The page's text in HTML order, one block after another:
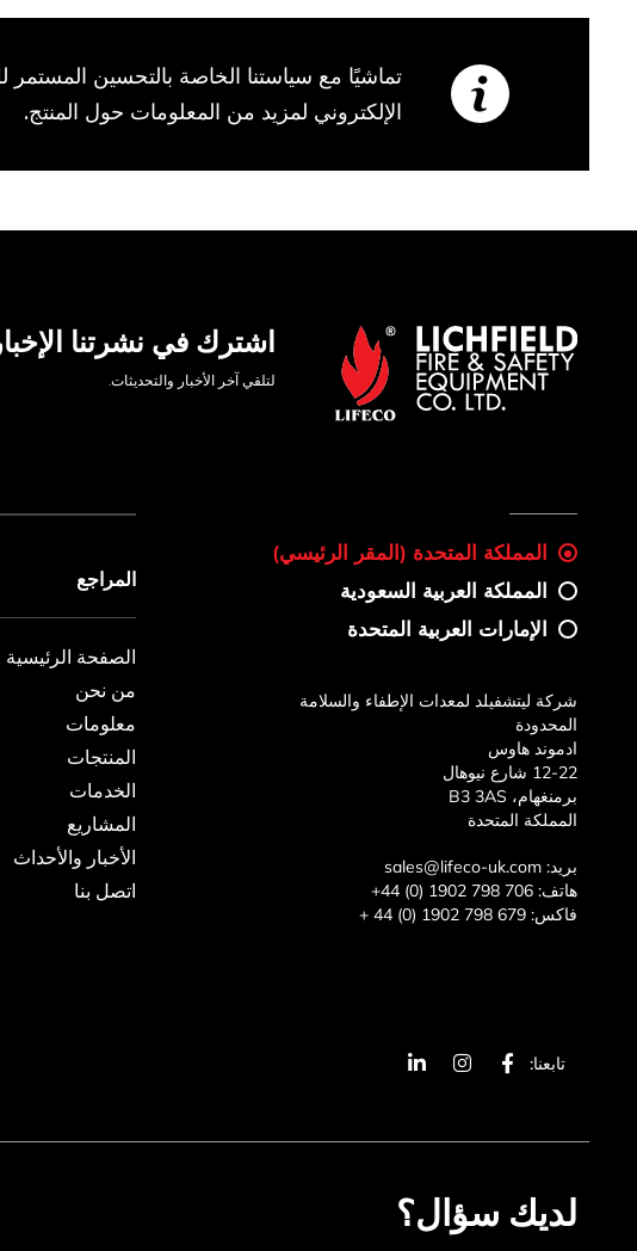
تماشيًا مع سياستنا الخاصة بالتحسين
الإلكتروني لمزيد من المعلومات حول المنتج.
اشترك في نشرتنا
لتلقي آخر الأخبار والتحديثات.
المملكة المتحدة (المقر الرئيسي)
المملكة العربية السعودية
الإمارات العربية المتحدة
شركة ليتشفيلد لمعدات الإطفاء والسلامة
المحدودة
ادموند هاوس
12-22 شارع نيوهال
برمنغهام، B3 3AS
المملكة المتحدة
بريد:sales@lifeco-uk.com
هاتف: +44 (0) 1902 798 706
فاكس:+ 44 (0) 1902 798 679
تابعنا: ا
ل
س
ك
-
ا
ن
غ
م
ي
ي
ي
المراجع
الصفحة الرئيسية
من نحن
معلومات
المنتجات
الخدمات
المشاريع
الأخبار والأحداث
اتصل بنا
لديك سؤال؟